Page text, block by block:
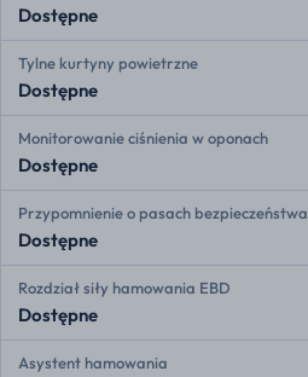
Dostępne
Tylne kurtyny powietrzne
Dostępne
Monitorowanie ciśnienia w oponach
Dostępne
Przypomnienie o pasach bezpieczeństwa
Dostępne
Rozdział siły hamowania EBD
Dostępne
Asystent hamowania